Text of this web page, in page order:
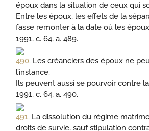
époux dans la situation de ceux qui
Entre les époux, les effets de la
fasse remonter à la date où les
1991, c. 64, a. 489.
490. Les créanciers des époux ne
l’instance.
Ils peuvent aussi se pourvoir contre
1991, c. 64, a. 490.
491. La dissolution du régime
droits de survie, sauf stipulation